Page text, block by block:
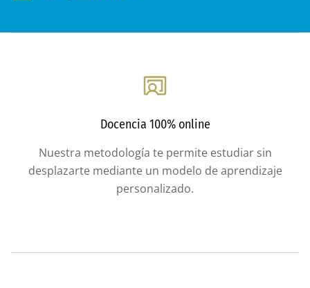
Docencia 100% online
Nuestra metodología te permite estudiar sin
desplazarte mediante un modelo de aprendizaje
personalizado.